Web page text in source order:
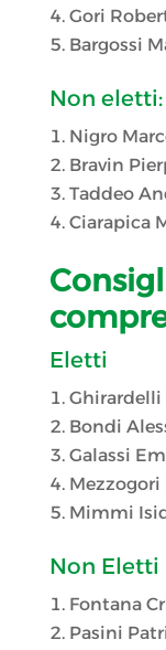
Gori
Bargossi
Non eletti:
Nigro
Bravin
Taddeo
Ciarapica
Eletti
Ghirardelli
Bondi
Galassi
Mezzogori
Mimmi
Non Eletti
Fontana
Pasini